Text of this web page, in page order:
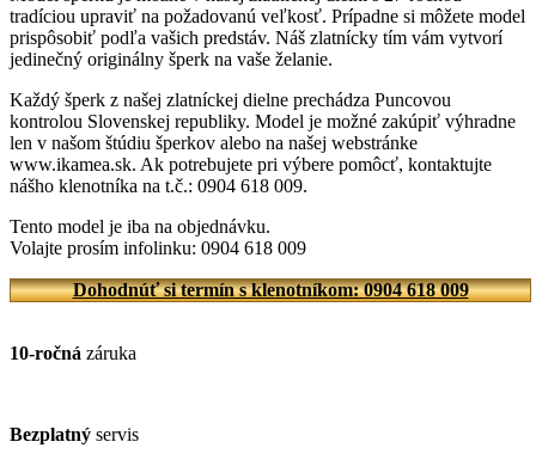
tradíciou upraviť na požadovanú veľkosť. Prípadne si môžete model
prispôsobiť podľa vašich predstáv. Náš zlatnícky tím vám vytvorí
jedinečný originálny šperk na vaše želanie.
Každý šperk z našej zlatníckej dielne prechádza Puncovou
kontrolou Slovenskej republiky. Model je možné zakúpiť výhradne
len v našom štúdiu šperkov alebo na našej webstránke
www.ikamea.sk. Ak potrebujete pri výbere pomôcť, kontaktujte
nášho klenotníka na t.č.: 0904 618 009.
Tento model je iba na objednávku.
Volajte prosím infolinku: 0904 618 009
Dohodnúť si termín s klenotníkom: 0904 618 009
10-ročná záruka
Bezplatný servis